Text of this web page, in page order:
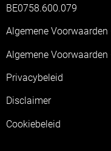
BE0758.600.079
Algemene
Algemene Voorwaarden
Privacybeleid
Disclaimer
Cookiebeleid